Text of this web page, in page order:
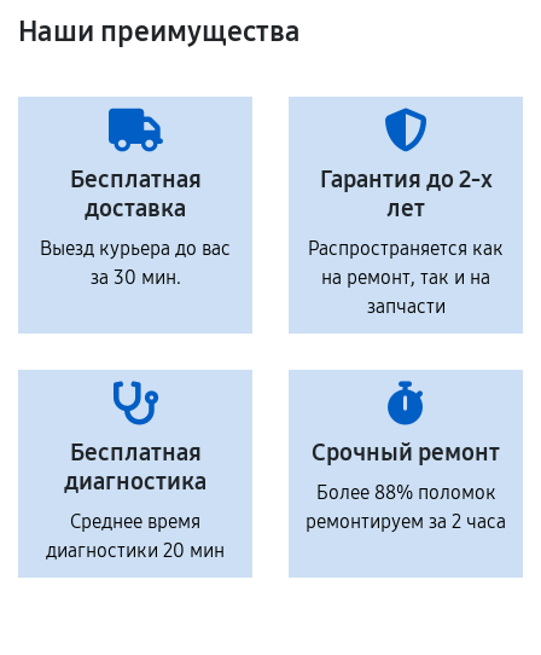
Наши преимущества
Бесплатная
доставка
Выезд курьера до вас
за 30 мин.
Гарантия до 2-х
лет
Распространяется как
на ремонт, так и на
запчасти
Бесплатная
диагностика
Среднее время
диагностики 20 мин
Срочный ремонт
Более 88% поломок
ремонтируем за 2 часа